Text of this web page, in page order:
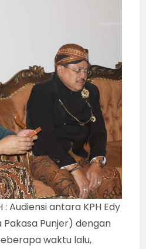
: Audiensi antara KPH Edy
Punjer) dengan
waktu lalu,